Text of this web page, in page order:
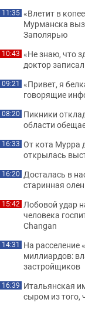
11:35 «Влетит в
Мурманска
Заполярью
10:43 «Не знаю, что
доктор
09:21 «Привет, я
говорящие
08:20 Пикники
области
16:33 От кота Мурра
открылась
16:20 Досталась в
старинная
15:42 Лобовой удар
человека
Changan
14:31 На расселение
миллиардов:
застройщиков
16:39 Итальянская
сыром из того,